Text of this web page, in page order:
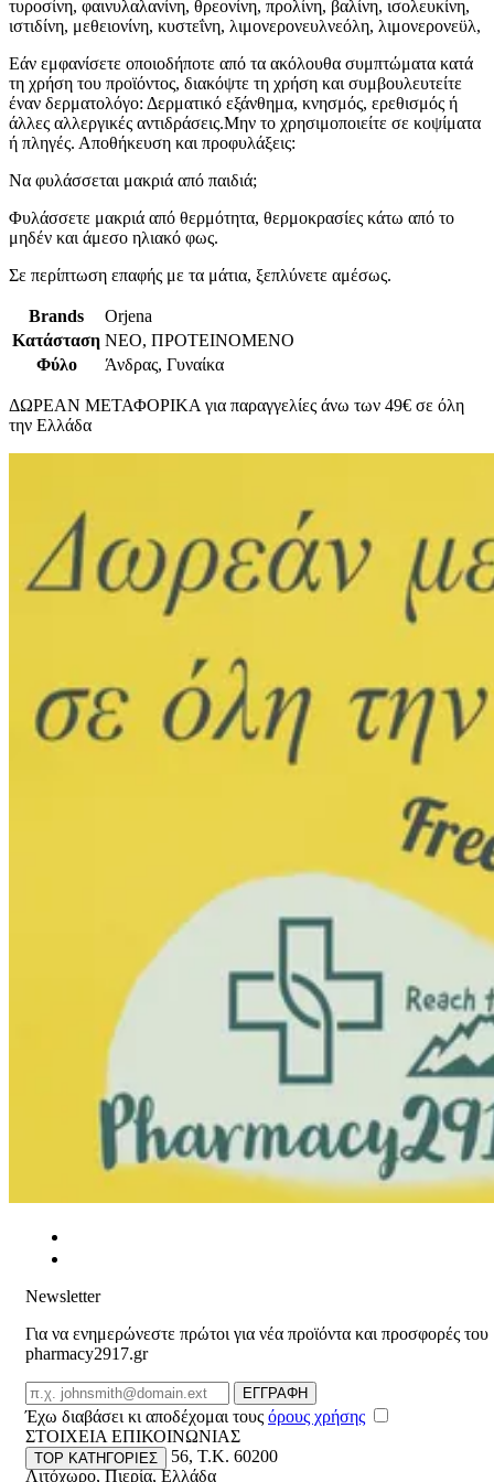
τυροσίνη, φαινυλαλανίνη, θρεονίνη, προλίνη, βαλίνη, ισολευκίνη,
ιστιδίνη, μεθειονίνη, κυστεΐνη, λιμονερονευλνεόλη, λιμονερονεϋλ,
Εάν εμφανίσετε οποιοδήποτε από τα ακόλουθα συμπτώματα κατά
τη χρήση του προϊόντος, διακόψτε τη χρήση και συμβουλευτείτε
έναν δερματολόγο: Δερματικό εξάνθημα, κνησμός, ερεθισμός ή
άλλες αλλεργικές αντιδράσεις.Μην το χρησιμοποιείτε σε κοψίματα
ή πληγές. Αποθήκευση και προφυλάξεις:
Να φυλάσσεται μακριά από παιδιά;
Φυλάσσετε μακριά από θερμότητα, θερμοκρασίες κάτω από το
μηδέν και άμεσο ηλιακό φως.
Σε περίπτωση επαφής με τα μάτια, ξεπλύνετε αμέσως.
Brands
Orjena
Κατάσταση ΝΕΟ, ΠΡΟΤΕΙΝΟΜΕΝΟ
Φύλο
Άνδρας, Γυναίκα
ΔΩΡΕΑΝ ΜΕΤΑΦΟΡΙΚΑ για παραγγελίες άνω των 49€ σε όλη
την Ελλάδα
Newsletter
Για να ενημερώνεστε πρώτοι για νέα προϊόντα και προσφορές του
pharmacy2917.gr
Email
ΕΓΓΡΑΦΗ
Έχω διαβάσει κι αποδέχομαι τους όρους χρήσης
ΣΤΟΙΧΕΙΑ ΕΠΙΚΟΙΝΩΝΙΑΣ
Βασ. Κωνσταντίνου 56, T.K. 60200
Λιτόχωρο,Πιερία,Ελλάδα
TOP ΚΑΤΗΓΟΡΙΕΣ